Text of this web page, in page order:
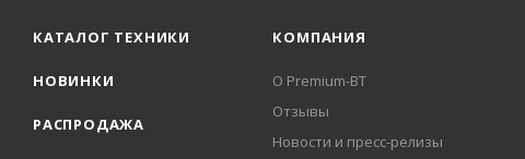
КАТАЛОГ ТЕХНИКИ
НОВИНКИ
РАСПРОДАЖА
КОМПАНИЯ
О Premium-BT
Отзывы
Новости и пресс-релизы